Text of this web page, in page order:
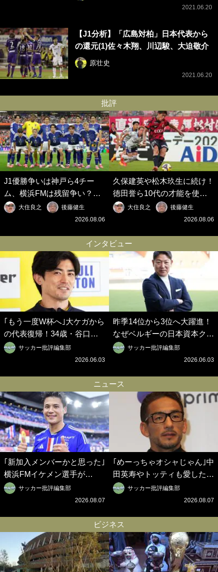
2021.06.20
【J1分析】「広島対柏」日本代表から
の還元(1)佐々木翔、川辺駿、大迫敬介
原壮史
2021.06.20
批評
J1優勝争いは神戸ら4チー
ム、横浜FMは残留争い？大
混戦のJ2はRB大宮に注目！
歴代最強の日本代表をJリー
の秋春制｣の大激論】(6)
大住良之
後藤健生
2026.08.06
久保建英や松木玖生に続け！
徳田誉ら10代の才能を使い
切れないJクラブの課題と、
｢0円欧州移籍｣撲滅への処方
春制｣の大激論】(5)
大住良之
後藤健生
2026.08.06
インタビュー
｢もう一度W杯へ｣大ケガから
の代表復帰！34歳・谷口彰
悟の奇跡を支えた日本資本の
ベルギークラブ、次なる野望
ロイデン立石敬之CEOの世
界戦略】(2)
サッカー批評編集部
2026.06.03
昨季14位から3位へ大躍進！
なぜベルギーの日本資本クラ
ブは創設102年目に歴史的快
挙を成し遂げられたのか？
之CEOの世界戦略】(1)
サッカー批評編集部
2026.06.03
ニュース
｢新加入メンバーかと思った｣
横浜FMイケメン選手が
Travis Japanのセンターで完
璧TJポーズ！ 涙の共演を越
サッカー批評編集部
2026.08.07
｢めーっちゃオシャじゃん｣中
田英寿やトッティも愛した名
門ローマ、新アウェイユニが
大評判！｢カッコいい｣｢好き
うかな｣
サッカー批評編集部
2026.08.07
ビジネス